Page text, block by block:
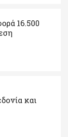
16.500
και